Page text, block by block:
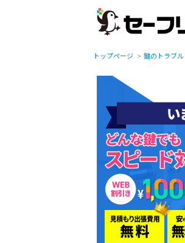
トップページ 鍵のトラブル